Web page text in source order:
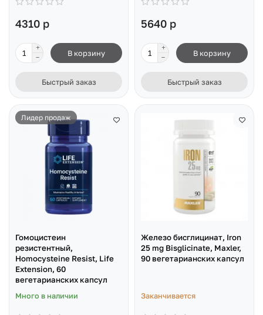
4310 р
В корзину
Быстрый заказ
5640 р
В корзину
Быстрый заказ
Лидер продаж
Гомоцистеин
резистентный,
Homocysteine Resist, Life
Extension, 60
вегетарианских капсул
Много в наличии
Железо бисглицинат, Iron
25 mg Bisglicinate, Maxler,
90 вегетарианских капсул
Заканчивается